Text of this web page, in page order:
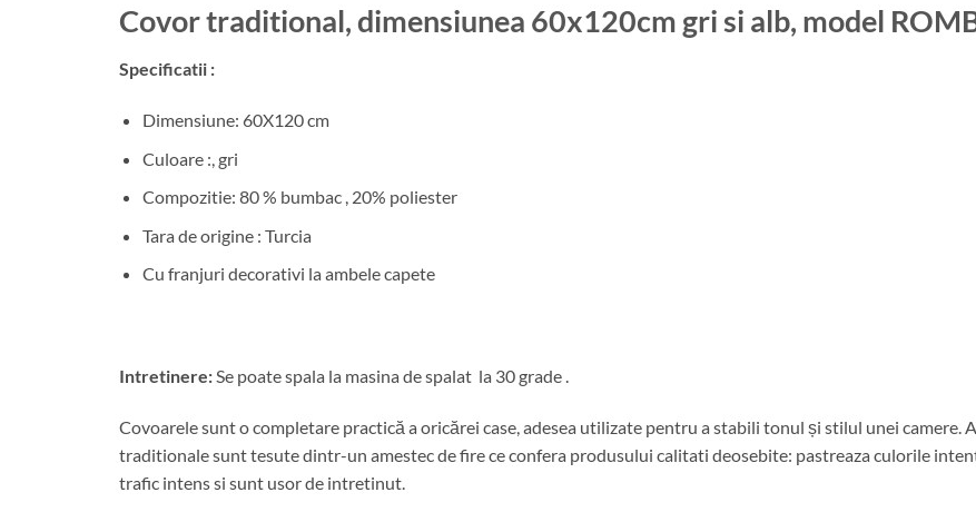
Covor traditional, dimensiunea 60x120cm gri si alb, model
Specificatii :
Dimensiune: 60X120 cm
Culoare :, gri
Compozitie: 80 % bumbac , 20% poliester
Tara de origine : Turcia
Cu franjuri decorativi la ambele capete
Intretinere:Se poate spala la masina de spalat la 30 grade .
Covoarele sunt o completare practică a oricărei case, adesea utilizate pentru a stabili tonul și stilul unei camere.
traditionale sunt tesute dintr-un amestec de fire ce confera produsului calitati deosebite: pastreaza culorile
trafic intens si sunt usor de intretinut.